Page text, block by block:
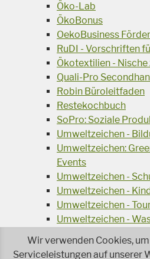
Öko-Lab
ÖkoBonus
OekoBusiness
RuDI - Vorschriften
Ökotextilien -
Quali-Pro
Robin Büroleitfaden
Restekochbuch
SoPro: Soziale
Umweltzeichen -
Umweltzeichen:
Events
Umweltzeichen -
Umweltzeichen -
Umweltzeichen -
Umweltzeichen -
Veranstaltungsreihe
Wiederverwendung
Wir verwenden Cookies,
Serviceleistungen auf unserer